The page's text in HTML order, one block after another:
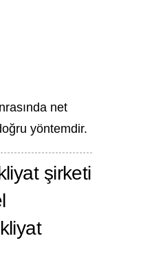
net
yöntemdir.
şirketi